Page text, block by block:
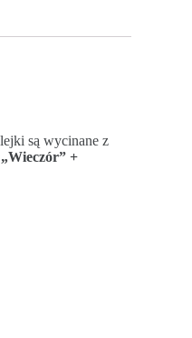
są wycinane z
„Wieczór” +